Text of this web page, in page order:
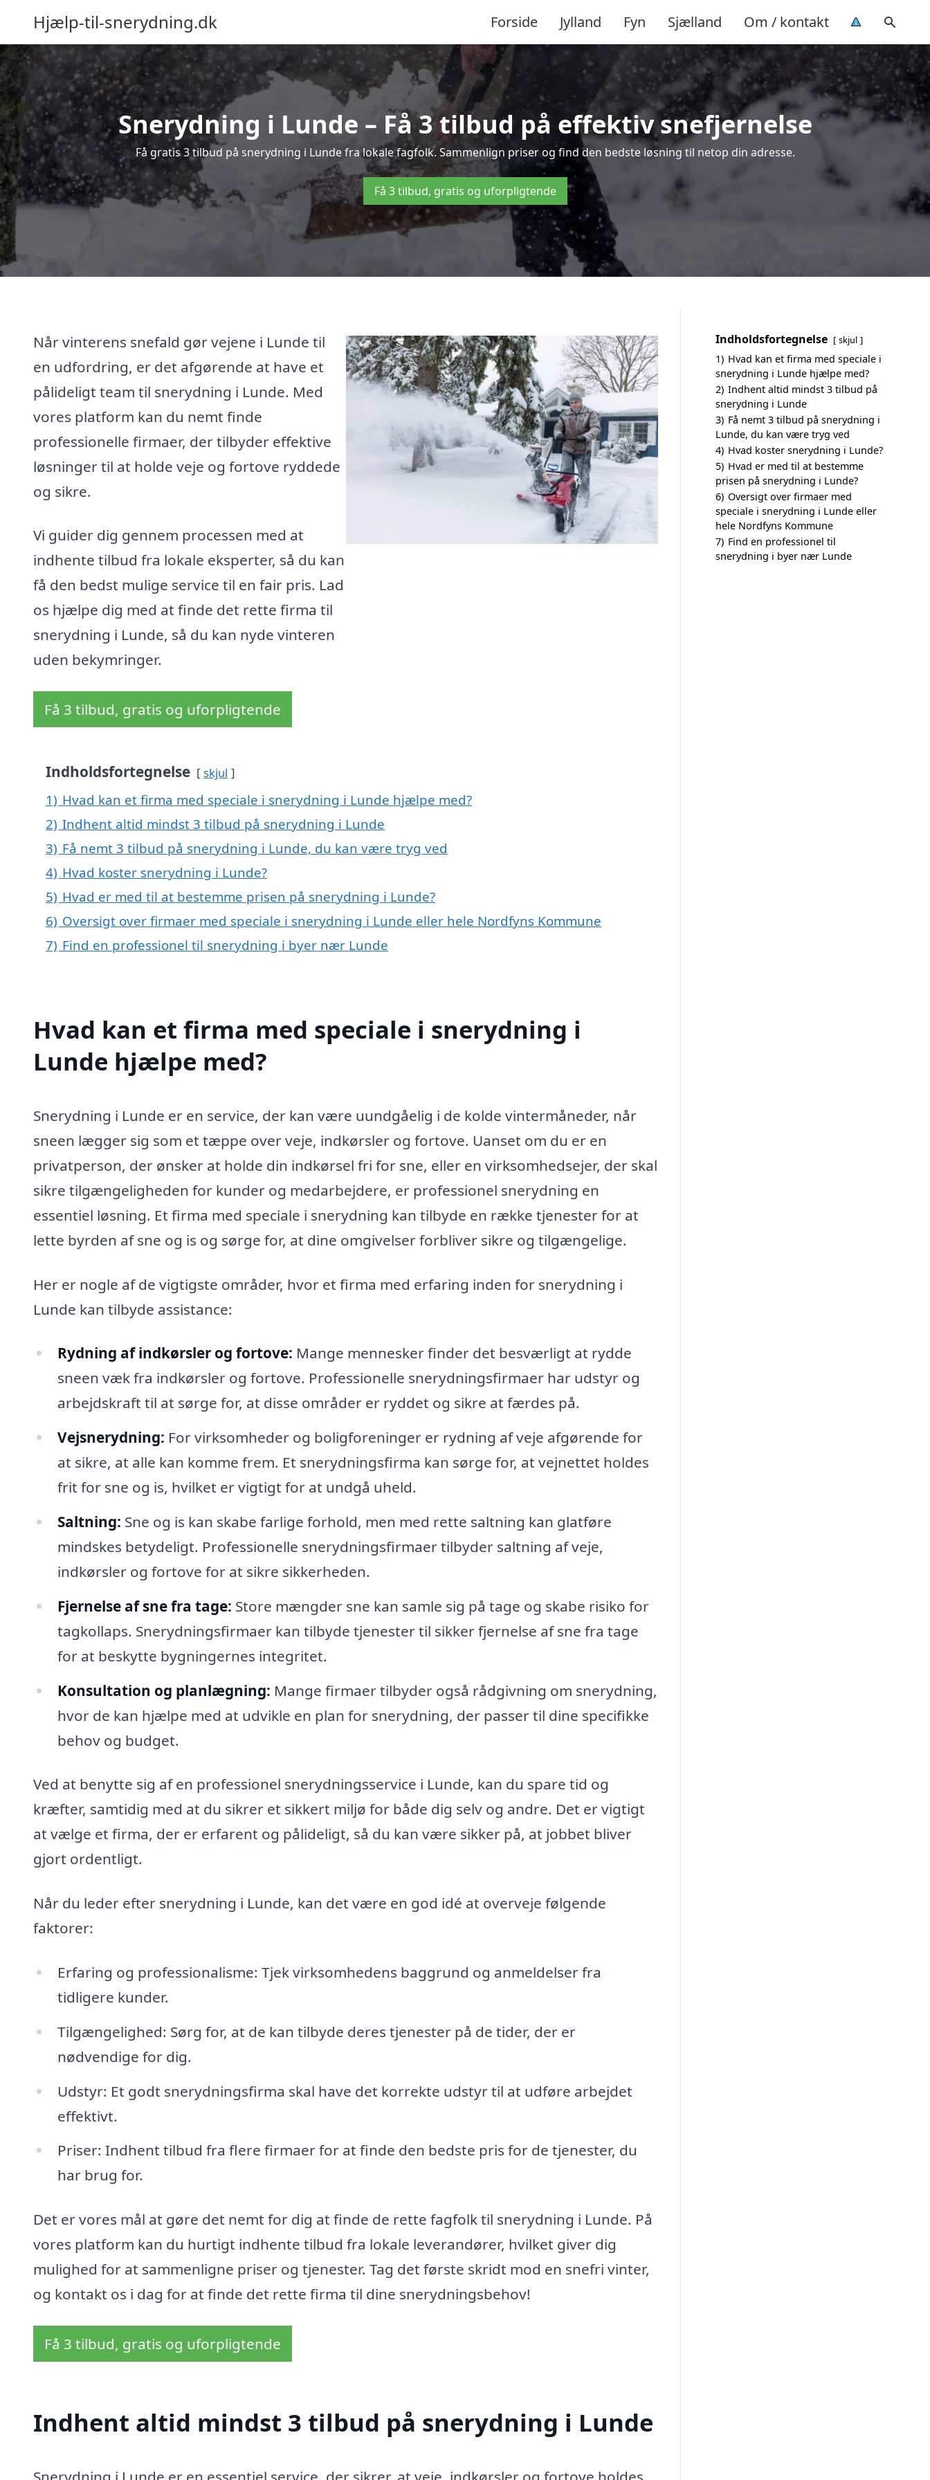
Hjælp-til-snerydning.dk Forside Jylland Fyn Sjælland Om / kontakt
Snerydning i Lunde – Få 3 tilbud på effektiv snefjernelse
Få gratis 3 tilbud på snerydning i Lunde fra lokale fagfolk. Sammenlign priser og find den bedste løsning til netop din adresse.
Få 3 tilbud, gratis og uforpligtende
Når vinterens snefald gør vejene i Lunde til
en udfordring, er det afgørende at have et
pålideligt team til snerydning i Lunde. Med
vores platform kan du nemt finde
professionelle firmaer, der tilbyder effektive
løsninger til at holde veje og fortove ryddede
og sikre.
Vi guider dig gennem processen med at
indhente tilbud fra lokale eksperter, så du kan
få den bedst mulige service til en fair pris. Lad
os hjælpe dig med at finde det rette firma til
snerydning i Lunde, så du kan nyde vinteren
uden bekymringer.
Få 3 tilbud, gratis og uforpligtende
Indholdsfortegnelse skjul
1) Hvad kan et firma med speciale i snerydning i Lunde hjælpe med?
2) Indhent altid mindst 3 tilbud på snerydning i Lunde
3) Få nemt 3 tilbud på snerydning i Lunde, du kan være tryg ved
4) Hvad koster snerydning i Lunde?
5) Hvad er med til at bestemme prisen på snerydning i Lunde?
6) Oversigt over firmaer med speciale i snerydning i Lunde eller hele Nordfyns Kommune
7) Find en professionel til snerydning i byer nær Lunde
Hvad kan et firma med speciale i snerydning i
Lunde hjælpe med?
Snerydning i Lunde er en service, der kan være uundgåelig i de kolde vintermåneder, når
sneen lægger sig som et tæppe over veje, indkørsler og fortove. Uanset om du er en
privatperson, der ønsker at holde din indkørsel fri for sne, eller en virksomhedsejer, der skal
sikre tilgængeligheden for kunder og medarbejdere, er professionel snerydning en
essentiel løsning. Et firma med speciale i snerydning kan tilbyde en række tjenester for at
lette byrden af sne og is og sørge for, at dine omgivelser forbliver sikre og tilgængelige.
Her er nogle af de vigtigste områder, hvor et firma med erfaring inden for snerydning i
Lunde kan tilbyde assistance:
Rydning af indkørsler og fortove: Mange mennesker finder det besværligt at rydde
sneen væk fra indkørsler og fortove. Professionelle snerydningsfirmaer har udstyr og
arbejdskraft til at sørge for, at disse områder er ryddet og sikre at færdes på.
Vejsnerydning: For virksomheder og boligforeninger er rydning af veje afgørende for
at sikre, at alle kan komme frem. Et snerydningsfirma kan sørge for, at vejnettet holdes
frit for sne og is, hvilket er vigtigt for at undgå uheld.
Saltning: Sne og is kan skabe farlige forhold, men med rette saltning kan glatføre
mindskes betydeligt. Professionelle snerydningsfirmaer tilbyder saltning af veje,
indkørsler og fortove for at sikre sikkerheden.
Fjernelse af sne fra tage: Store mængder sne kan samle sig på tage og skabe risiko for
tagkollaps. Snerydningsfirmaer kan tilbyde tjenester til sikker fjernelse af sne fra tage
for at beskytte bygningernes integritet.
Konsultation og planlægning: Mange firmaer tilbyder også rådgivning om snerydning,
hvor de kan hjælpe med at udvikle en plan for snerydning, der passer til dine specifikke
behov og budget.
Ved at benytte sig af en professionel snerydningsservice i Lunde, kan du spare tid og
kræfter, samtidig med at du sikrer et sikkert miljø for både dig selv og andre. Det er vigtigt
at vælge et firma, der er erfarent og pålideligt, så du kan være sikker på, at jobbet bliver
gjort ordentligt.
Når du leder efter snerydning i Lunde, kan det være en god idé at overveje følgende
faktorer:
Erfaring og professionalisme: Tjek virksomhedens baggrund og anmeldelser fra
tidligere kunder.
Tilgængelighed: Sørg for, at de kan tilbyde deres tjenester på de tider, der er
nødvendige for dig.
Udstyr: Et godt snerydningsfirma skal have det korrekte udstyr til at udføre arbejdet
effektivt.
Priser: Indhent tilbud fra flere firmaer for at finde den bedste pris for de tjenester, du
har brug for.
Det er vores mål at gøre det nemt for dig at finde de rette fagfolk til snerydning i Lunde. På
vores platform kan du hurtigt indhente tilbud fra lokale leverandører, hvilket giver dig
mulighed for at sammenligne priser og tjenester. Tag det første skridt mod en snefri vinter,
og kontakt os i dag for at finde det rette firma til dine snerydningsbehov!
Få 3 tilbud, gratis og uforpligtende
Indhent altid mindst 3 tilbud på snerydning i Lunde
Indholdsfortegnelse skjul
1) Hvad kan et firma med speciale i
snerydning i Lunde hjælpe med?
2) Indhent altid mindst 3 tilbud på
snerydning i Lunde
3) Få nemt 3 tilbud på snerydning i
Lunde, du kan være tryg ved
4) Hvad koster snerydning i Lunde?
5) Hvad er med til at bestemme
prisen på snerydning i Lunde?
6) Oversigt over firmaer med
speciale i snerydning i Lunde eller
hele Nordfyns Kommune
7) Find en professionel til
snerydning i byer nær Lunde